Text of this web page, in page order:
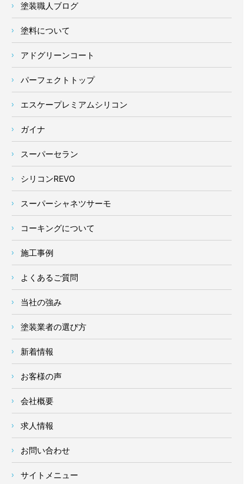
塗装職人ブログ
塗料について
アドグリーンコート
パーフェクトトップ
エスケープレミアムシリコン
ガイナ
スーパーセラン
シリコンREVO
スーパーシャネツサーモ
コーキングについて
施工事例
よくあるご質問
当社の強み
塗装業者の選び方
新着情報
お客様の声
会社概要
求人情報
お問い合わせ
サイトメニュー